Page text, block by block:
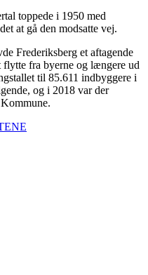
toppede i 1950 med
at gå den modsatte vej.
Frederiksberg et aftagende
flytte fra byerne og længere ud
til 85.611 indbyggere i
og i 2018 var der